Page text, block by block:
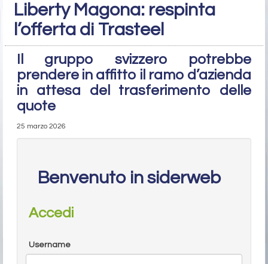
Liberty Magona: respinta
l’offerta di Trasteel
Il gruppo svizzero potrebbe
prendere in affitto il ramo d’azienda
in attesa del trasferimento delle
quote
25 marzo 2026
Benvenuto in siderweb
Accedi
Username